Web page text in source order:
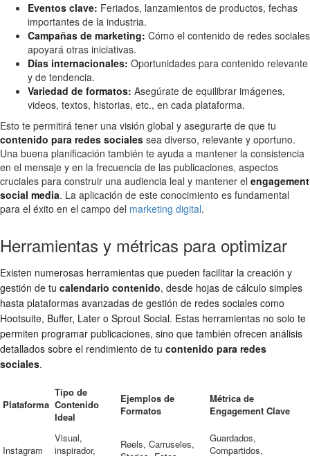
Eventos clave: Feriados, lanzamientos de productos, fechas
importantes de la industria.
Campañas de marketing: Cómo el contenido de redes sociales
apoyará otras iniciativas.
Días internacionales: Oportunidades para contenido relevante
y de tendencia.
Variedad de formatos: Asegúrate de equilibrar imágenes,
videos, textos, historias, etc., en cada plataforma.
Esto te permitirá tener una visión global y asegurarte de que tu
contenido para redes sociales sea diverso, relevante y oportuno.
Una buena planificación también te ayuda a mantener la consistencia
en el mensaje y en la frecuencia de las publicaciones, aspectos
cruciales para construir una audiencia leal y mantener el engagement
social media. La aplicación de este conocimiento es fundamental
para el éxito en el campo del marketing digital.
Herramientas y métricas para optimizar
Existen numerosas herramientas que pueden facilitar la creación y
gestión de tu calendario contenido, desde hojas de cálculo simples
hasta plataformas avanzadas de gestión de redes sociales como
Hootsuite, Buffer, Later o Sprout Social. Estas herramientas no solo te
permiten programar publicaciones, sino que también ofrecen análisis
detallados sobre el rendimiento de tu contenido para redes
sociales.
Plataforma
Tipo de
Contenido
Ideal
Ejemplos de
Formatos
Métrica de
Engagement Clave
Instagram
Visual,
inspirador,
Reels, Carruseles,
Guardados,
Compartidos,